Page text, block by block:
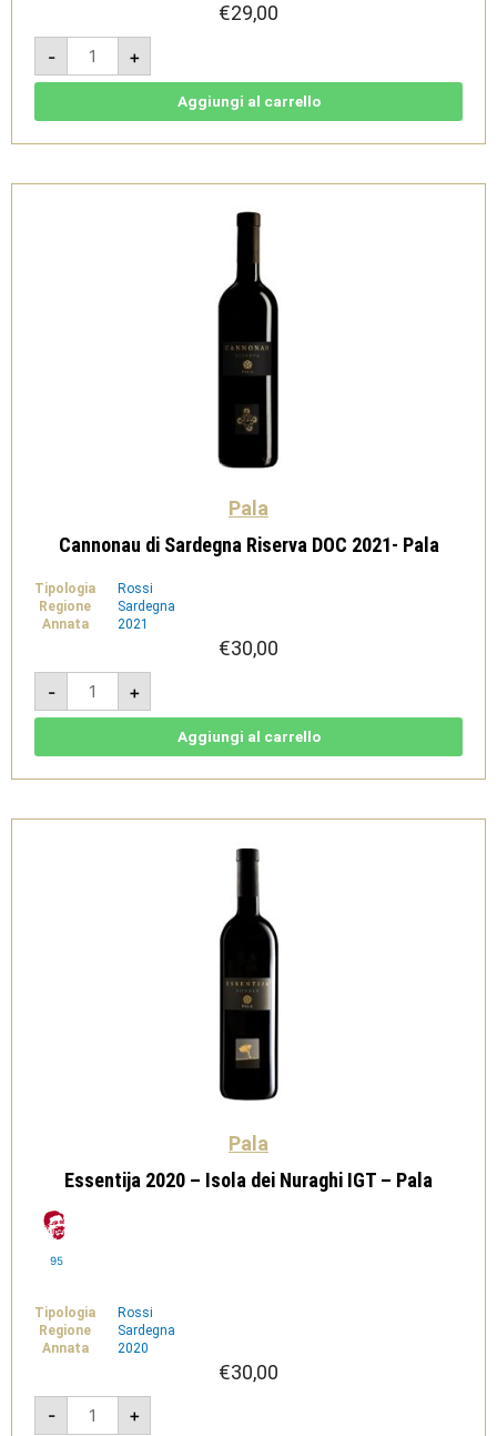
€29,00
-
Stellato
Vermentino
di
Pala
+
Aggiungi al carrello
Pala
Cannonau di Sardegna Riserva DOC 2021- Pala
Tipologia
Rossi
Regione
Sardegna
Annata
2021
€30,00
-
Cannonau
Sardegna
Riserva
quantità
+
Aggiungi al carrello
Pala
Essentija 2020 – Isola dei Nuraghi IGT – Pala
95
Tipologia
Rossi
Regione
Sardegna
Annata
2020
€30,00
-
Essentija
2020
-
+